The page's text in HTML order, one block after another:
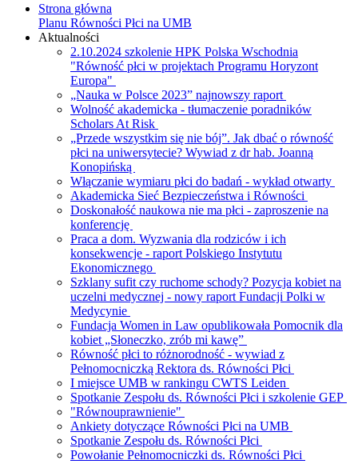
Strona główna
Planu Równości Płci na UMB
Aktualności
2.10.2024 szkolenie HPK Polska Wschodnia
"Równość płci w projektach Programu Horyzont
Europa"
„Nauka w Polsce 2023” najnowszy raport
Wolność akademicka - tłumaczenie poradników
Scholars At Risk
„Przede wszystkim się nie bój”. Jak dbać o równość
płci na uniwersytecie? Wywiad z dr hab. Joanną
Konopińską
Włączanie wymiaru płci do badań - wykład otwarty
Akademicka Sieć Bezpieczeństwa i Równości
Doskonałość naukowa nie ma płci - zaproszenie na
konferencję
Praca a dom. Wyzwania dla rodziców i ich
konsekwencje - raport Polskiego Instytutu
Ekonomicznego
Szklany sufit czy ruchome schody? Pozycja kobiet na
uczelni medycznej - nowy raport Fundacji Polki w
Medycynie
Fundacja Women in Law opublikowała Pomocnik dla
kobiet „Słoneczko, zrób mi kawę”
Równość płci to różnorodność - wywiad z
Pełnomocniczką Rektora ds. Równości Płci
I miejsce UMB w rankingu CWTS Leiden
Spotkanie Zespołu ds. Równości Płci i szkolenie GEP
"Równouprawnienie"
Ankiety dotyczące Równości Płci na UMB
Spotkanie Zespołu ds. Równości Płci
Powołanie Pełnomocniczki ds. Równości Płci